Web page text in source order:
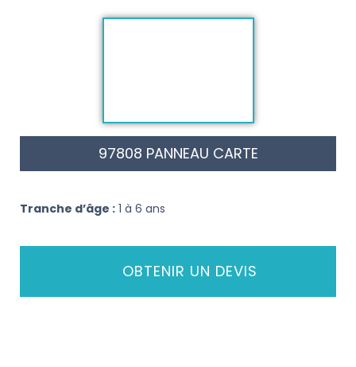
97808 PANNEAU CARTE
Tranche d’âge : 1 à 6 ans
OBTENIR UN DEVIS